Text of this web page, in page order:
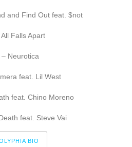
and Find Out feat. $not
Falls Apart
– Neurotica
feat. Lil West
feat. Chino Moreno
feat. Steve Vai
BIO